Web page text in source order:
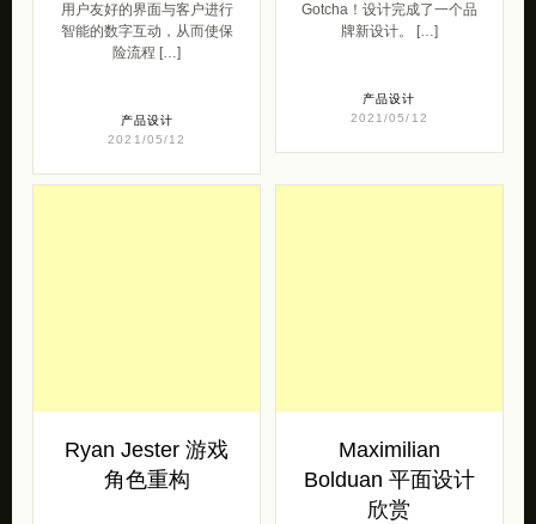
用户友好的界面与客户进行
智能的数字互动，从而使保
险流程 […]
产品设计
2021/05/12
Gotcha！设计完成了一个品
牌新设计。 […]
产品设计
2021/05/12
Ryan Jester 游戏
角色重构
Maximilian
Bolduan 平面设计
欣赏